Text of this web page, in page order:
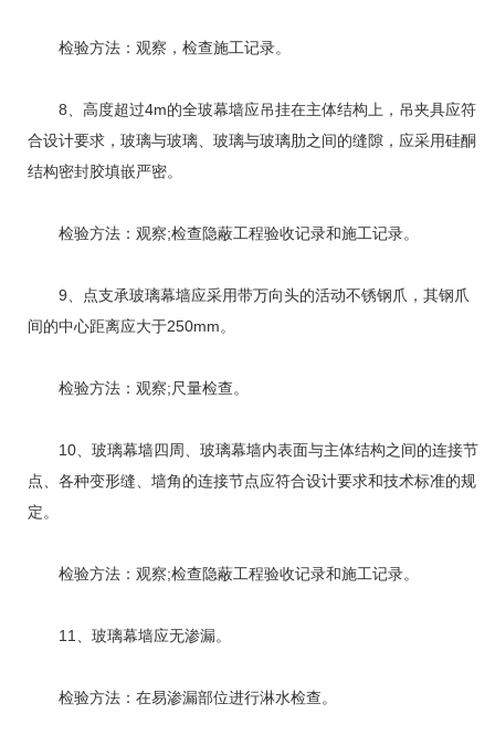
检验方法：观察，检查施工记录。
8、高度超过4m的全玻幕墙应吊挂在主体结构上，吊夹具应符
合设计要求，玻璃与玻璃、玻璃与玻璃肋之间的缝隙，应采用硅酮
结构密封胶填嵌严密。
检验方法：观察;检查隐蔽工程验收记录和施工记录。
9、点支承玻璃幕墙应采用带万向头的活动不锈钢爪，其钢爪
间的中心距离应大于250mm。
检验方法：观察;尺量检查。
10、玻璃幕墙四周、玻璃幕墙内表面与主体结构之间的连接节
点、各种变形缝、墙角的连接节点应符合设计要求和技术标准的规
定。
检验方法：观察;检查隐蔽工程验收记录和施工记录。
11、玻璃幕墙应无渗漏。
检验方法：在易渗漏部位进行淋水检查。